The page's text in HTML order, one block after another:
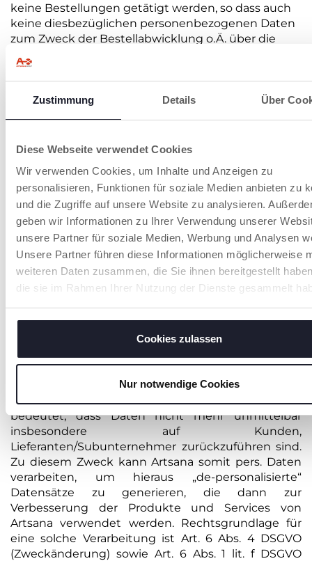
Zustimmung Details Über
Diese Webseite verwendet Cookies
Wir verwenden Cookies, um Inhalte und Anzeigen zu
personalisieren, Funktionen für soziale Medien anbieten zu
und die Zugriffe auf unsere Website zu analysieren.
geben wir Informationen zu Ihrer Verwendung unserer
unsere Partner für soziale Medien, Werbung und Analysen
Unsere Partner führen diese Informationen möglicherweise
weiteren Daten zusammen, die Sie ihnen bereitgestellt
die sie im Rahmen Ihrer Nutzung der Dienste gesammelt
Cookies zulassen
Nur notwendige Cookies
keine Bestellungen getätigt werden, so dass auch
keine diesbezüglichen personenbezogenen Daten
zum Zweck der Bestellabwicklung o.Ä. über die
werden.
Fachhändler erwerben. Wir weisen darauf hin, dass
der jeweilige Fachhändler insoweit für die zum
Datenverarbeitung datenschutzrechtlich selbst
verantwortlich ist.
2. FORSCHUNG / ENTWICKLUNG,
PRODUKTVERBESSERUNG,
PRODUKTSICHERHEIT,
PRODUKTQUALITÄT
Soweit nach geltendem Recht zulässig, behält sich
Artsana vor, pers. Daten von Kunden, die im
Rahmen der Erbringung von Services und/oder
Dienstleistungen (z.B. Bearbeitung von
Kundeanfragen) erhoben und verarbeitet werden,
in de-personalisierter Form für Zwecke der
Forschung, Produktentwicklung und
Produktverbesserung, Produkt- und IT-Sicherheit
sowie zur Sicherstellung von Produkt- und
Servicequalität zu verarbeiten. „de-personalisiert“
bedeutet, dass Daten nicht mehr unmittelbar
insbesondere auf Kunden,
Lieferanten/Subunternehmer zurückzuführen sind.
Zu diesem Zweck kann Artsana somit pers. Daten
verarbeiten, um hieraus „de-personalisierte“
Datensätze zu generieren, die dann zur
Verbesserung der Produkte und Services von
Artsana verwendet werden. Rechtsgrundlage für
eine solche Verarbeitung ist Art. 6 Abs. 4 DSGVO
(Zweckänderung) sowie Art. 6 Abs. 1 lit. f DSGVO